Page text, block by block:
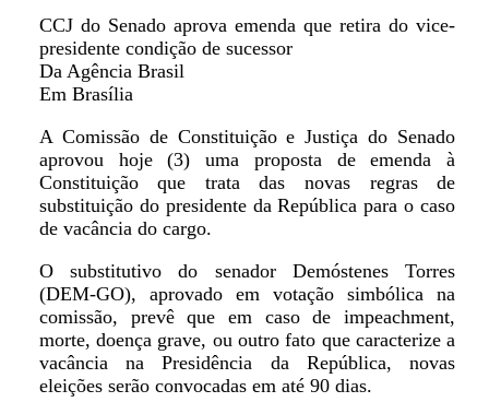
CCJ do Senado aprova emenda que retira do vice-
presidente condição de sucessor
Da Agência Brasil
Em Brasília
A Comissão de Constituição e Justiça do Senado
aprovou hoje (3) uma proposta de emenda à
Constituição que trata das novas regras de
substituição do presidente da República para o caso
de vacância do cargo.
O substitutivo do senador Demóstenes Torres
(DEM-GO), aprovado em votação simbólica na
comissão, prevê que em caso de impeachment,
morte, doença grave, ou outro fato que caracterize a
vacância na Presidência da República, novas
eleições serão convocadas em até 90 dias.